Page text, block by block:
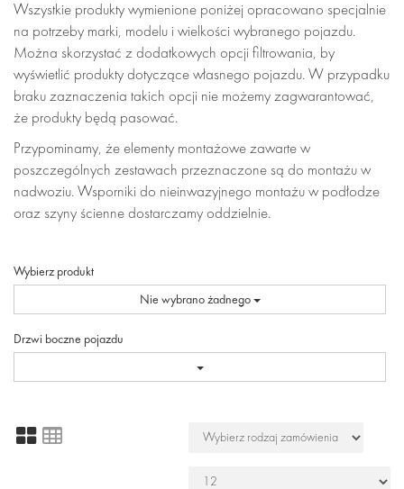
Wszystkie produkty wymienione poniżej opracowano specjalnie
na potrzeby marki, modelu i wielkości wybranego pojazdu.
Można skorzystać z dodatkowych opcji filtrowania, by
wyświetlić produkty dotyczące własnego pojazdu. W przypadku
braku zaznaczenia takich opcji nie możemy zagwarantować,
że produkty będą pasować.
Przypominamy, że elementy montażowe zawarte w
poszczególnych zestawach przeznaczone są do montażu w
nadwoziu. Wsporniki do nieinwazyjnego montażu w podłodze
oraz szyny ścienne dostarczamy oddzielnie.
Wybierz produkt
Nie wybrano żadnego
Drzwi boczne pojazdu